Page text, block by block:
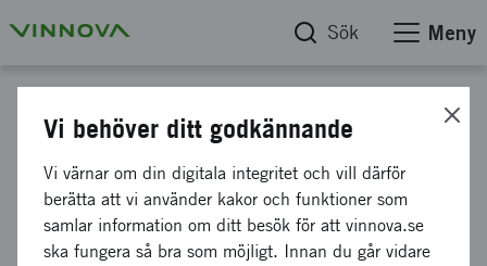
Sök Meny
E!452, THICAV, High thermal
inertia solar cavity receiver
development, Procada AB
Vi behöver ditt godkännande
Vi värnar om din digitala integritet och vill därför
berätta att vi använder kakor och funktioner som
samlar information om ditt besök för att vinnova.se
ska fungera så bra som möjligt. Innan du går vidare